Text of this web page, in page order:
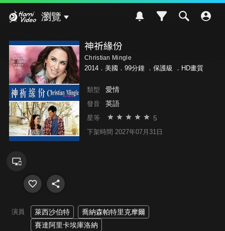
瀏覽
神祈緣份
Christian Mingle
2014．美國．99分鐘 ． 保護級 ．HD畫質
類型 愛情
發音 英語
星等 5
下架時間 2027年07月31日
演員 萊西沙伯特
喬納森帕特里克摩爾
賽達阿里卡埃庫洛納